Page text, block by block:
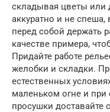
складывая цветы или
аккуратно и не
перед собой держать
качестве примера,
Придайте работе
желобки и складки.
естественных
маленьком огне и
просушки